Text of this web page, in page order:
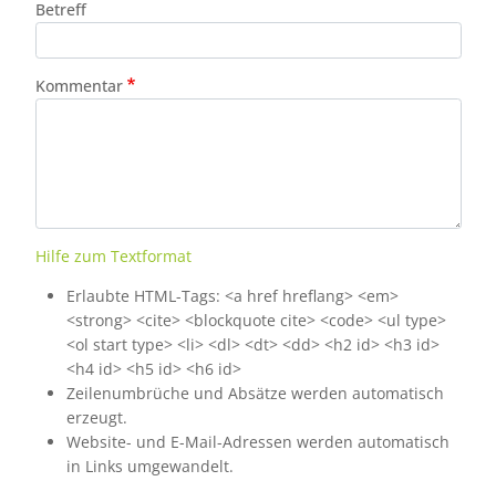
Betreff
Kommentar
Hilfe zum Textformat
Erlaubte HTML-Tags: <a href hreflang> <em>
<strong> <cite> <blockquote cite> <code> <ul type>
<ol start type> <li> <dl> <dt> <dd> <h2 id> <h3 id>
<h4 id> <h5 id> <h6 id>
Zeilenumbrüche und Absätze werden automatisch
erzeugt.
Website- und E-Mail-Adressen werden automatisch
in Links umgewandelt.